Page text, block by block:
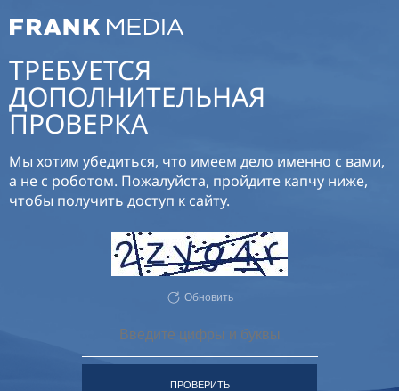
ТРЕБУЕТСЯ
ДОПОЛНИТЕЛЬНАЯ
ПРОВЕРКА
Мы хотим убедиться, что имеем дело именно с вами,
а не с роботом. Пожалуйста, пройдите капчу ниже,
чтобы получить доступ к сайту.
Обновить
ПРОВЕРИТЬ